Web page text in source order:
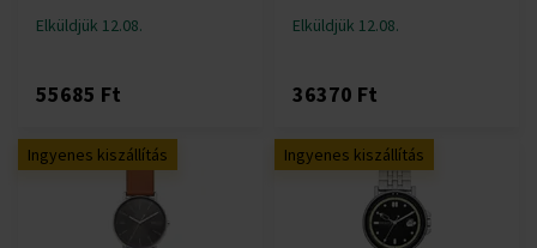
Elküldjük 12.08.
55685 Ft
Elküldjük 12.08.
36370 Ft
Ingyenes kiszállítás Ingyenes kiszállítás